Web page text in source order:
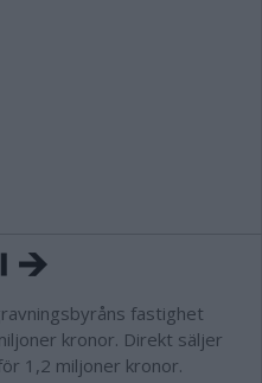
fastighet
kronor. Direkt säljer
1,2 miljoner kronor.